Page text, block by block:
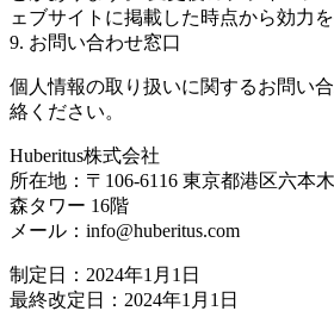
ェブサイトに掲載した時点から効力
9. お問い合わせ窓口
個人情報の取り扱いに関するお問い
絡ください。
Huberitus株式会社
所在地： 〒106-6116 東京都港区六本
森タワー 16階
メール： info@huberitus.com
制定日：2024年1月1日
最終改定日：2024年1月1日